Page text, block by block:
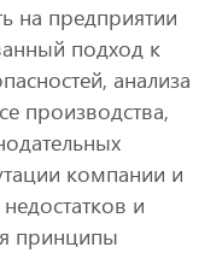
на предприятии
подход к
анализа
производства,
компании и
и
принципы